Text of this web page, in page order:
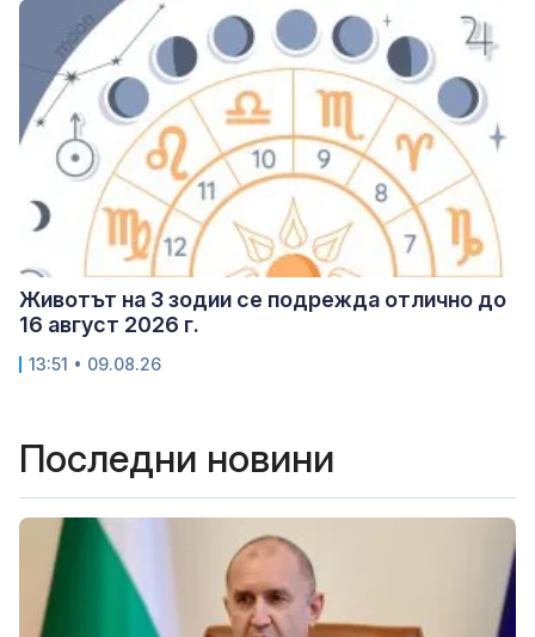
Животът на 3 зодии се подрежда отлично до
16 август 2026 г.
13:51 • 09.08.26
Последни новини